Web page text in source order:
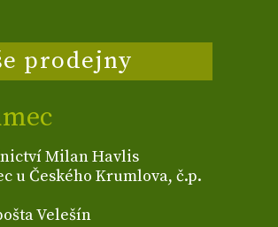
prodejny
Milan Havlis
u Českého Krumlova, č.p.
Velešín